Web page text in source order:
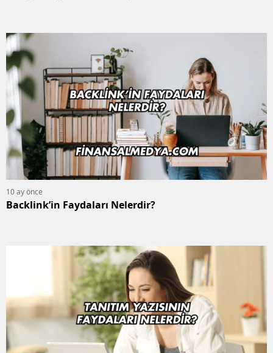
10 ay önce
Backlink’in Faydaları Nelerdir?